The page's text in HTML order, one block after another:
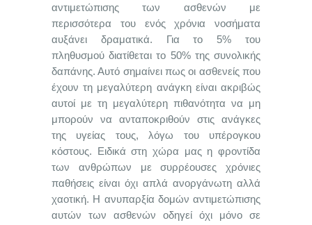
αντιμετώπισης των ασθενών με
περισσότερα του ενός χρόνια νοσήματα
αυξάνει δραματικά. Για το 5% του
πληθυσμού διατίθεται το 50% της συνολικής
δαπάνης. Αυτό σημαίνει πως οι ασθενείς που
έχουν τη μεγαλύτερη ανάγκη είναι ακριβώς
αυτοί με τη μεγαλύτερη πιθανότητα να μη
μπορούν να ανταποκριθούν στις ανάγκες
της υγείας τους, λόγω του υπέρογκου
κόστους. Ειδικά στη χώρα μας η φροντίδα
των ανθρώπων με συρρέουσες χρόνιες
παθήσεις είναι όχι απλά ανοργάνωτη αλλά
χαοτική. Η ανυπαρξία δομών αντιμετώπισης
αυτών των ασθενών οδηγεί όχι μόνο σε